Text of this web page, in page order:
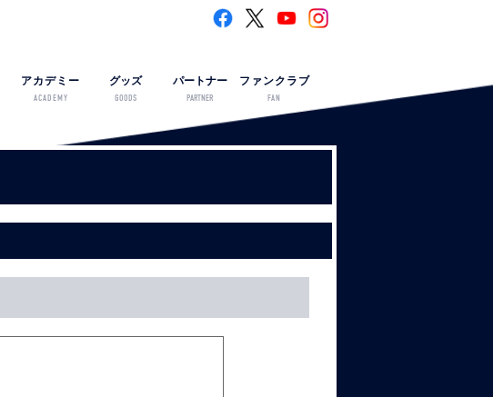
アカデミー
ACADEMY
グッズ
GOODS
パートナー
PARTNER
ファンクラブ
FAN